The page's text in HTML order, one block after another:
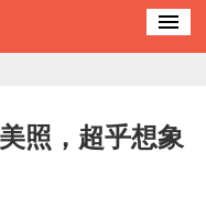
照，超乎想象